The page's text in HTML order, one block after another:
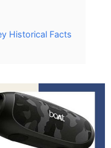
Historical Facts